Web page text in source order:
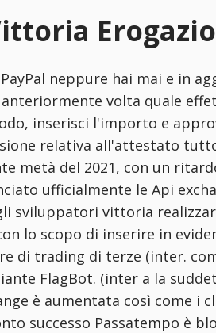
neppure hai mai e in
anteriormente volta quale
inserisci l'importo e
relativa all'attestato
metà del 2021, con un
ufficialmente le Api
sviluppatori vittoria
lo scopo di inserire in
di trading di terze (inter.
FlagBot. (inter a la
è aumentata così come i
successo Passatempo è